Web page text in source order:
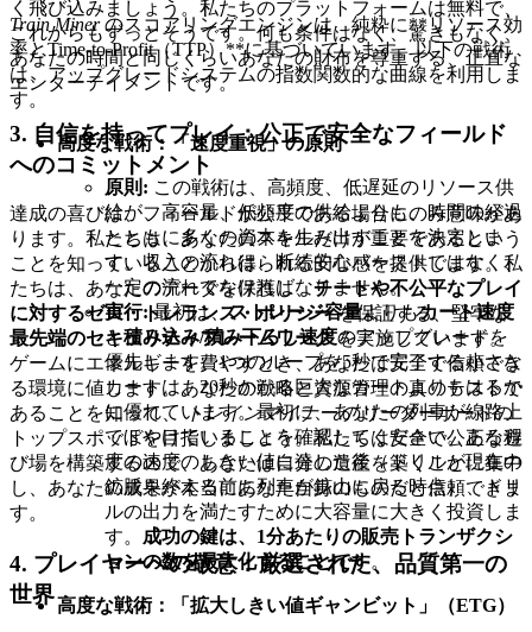
Train Minerのスコアリングエンジンは、純粋に**リソース効
率とTime-to-Profit（TTP）**に基づいています。以下の戦術
は、アップグレードシステムの指数関数的な曲線を利用しま
す。
高度な戦術：「速度重視」の原則
原則: この戦術は、高頻度、低遅延のリソース供
給が、高容量、低頻度の供給よりも、時間の経過
とともに多くの資本を生み出すことを決定しま
す。収入の流れは、断続的なバーストではなく、
一定の流れでなければなりません。
実行:最初は、ストレージ容量よりもカート速度
と積み込み/積み下ろし速度のアップグレードを
優先します。1つのループを5秒で完了する小さな
カートは、20秒かかる巨大なカートよりもはるか
に優れています。最初に、あなたの列車が線路上
でぼやけていることを確認してください。ある程
度の速度のしきい値に達した後（ドリルが現在の
鉱脈を終える前に列車が鉱山に戻る時点）、ドリ
ルの出力を満たすために大容量に大きく投資しま
す。 成功の鍵は、1分あたりの販売トランザクシ
ョンの数を最大化することです。
高度な戦術：「拡大しきい値ギャンビット」（ETG）
く飛び込みましょう。私たちのプラットフォームは無料で、
これからもずっとそうです。何も条件はなく、驚きもなく、
あなたの時間と同じくらいあなたの財布を尊重する、正直な
エンターテイメントです。
3. 自信を持ってプレイ：公正で安全なフィールド
へのコミットメント
達成の喜びは、フィールドが公平である場合にのみ意味があ
ります。私たちは、あなたのスキルだけが重要であるという
ことを知っていることから得られる安心感を提供します。私
たちは、あなたのデータを保護し、チートや不公平なプレイ
に対するゼロ・トレランス・ポリシーを保証する、堅牢な
最先端のセキュリティフレームワークを実施しています。
ゲームにエネルギーを費やすとき、あなたは安全で信頼でき
る環境に値します。あなたの戦略と資源管理の真のテストで
あることを知って、トレインマイナーのリーダーボードの
トップスポットを目指しましょう。私たちは安全で公正な遊
び場を構築するので、あなたは自分の遺産を築くことに集中
し、あなたの成果が本当にあなた自身のものだと信頼できま
す。
4. プレイヤーへの敬意：厳選された、品質第一の
世界